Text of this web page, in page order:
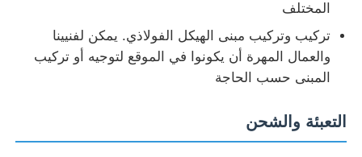
المختلف
تركيب وتركيب مبنى الهيكل الفولاذي. يمكن لفنيينا
والعمال المهرة أن يكونوا في الموقع لتوجيه أو تركيب
المبنى حسب الحاجة
التعبئة والشحن